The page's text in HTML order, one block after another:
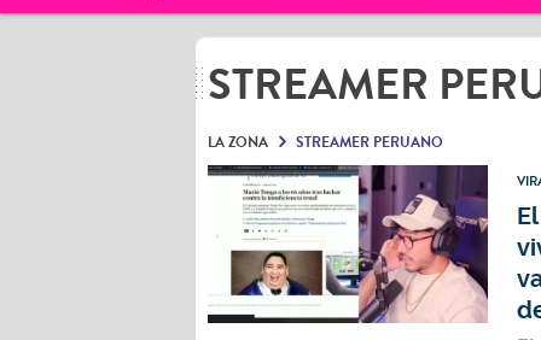
STREAMER
LA ZONA STREAMER PERUANO